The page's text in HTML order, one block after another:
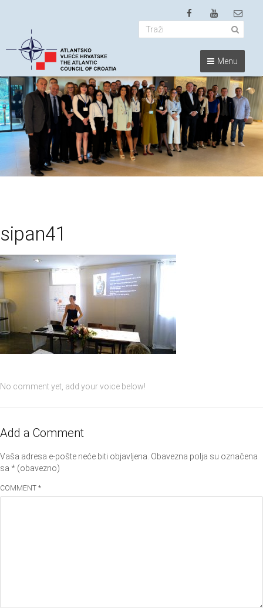
Menu
sipan41
No comment yet, add your voice below!
Add a Comment
Vaša adresa e-pošte neće biti objavljena. Obavezna polja su označena
sa * (obavezno)
COMMENT *